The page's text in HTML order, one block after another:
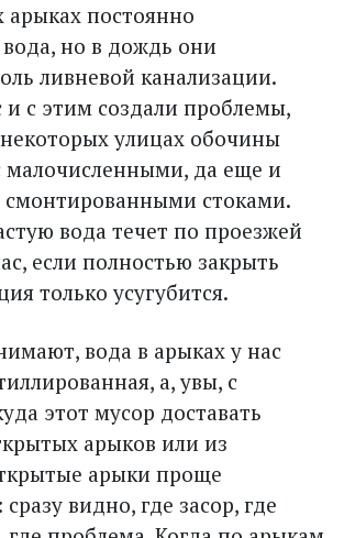
арыках постоянно
но в дождь они
ливневой канализации.
и с этим создали проб­лемы,
улицах обочины
да еще и
смонтированными стоками.
вода течет по проезжей
если полностью закрыть
только усугубится.
вода в арыках у нас
а, увы, с
этот мусор доставать
арыков или из
арыки проще
видно, где засор, где